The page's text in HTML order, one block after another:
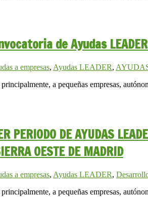
de Ayudas
a empresas, Ayudas LEADER,
a pequeñas empresas,
PERIODO DE AYUDAS
OESTE DE MADRID
a empresas, Ayudas LEADER,
a pequeñas empresas,